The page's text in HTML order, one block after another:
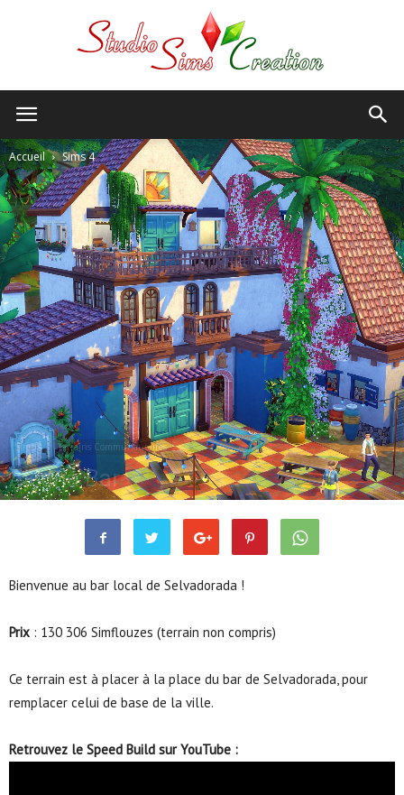
Creation
Accueil Sims 4
Sims 4 Terrains Communautaires
Alégria Bar
Bienvenue au bar local de Selvadorada !
Prix : 130 306 Simflouzes (terrain non compris)
Ce terrain est à placer à la place du bar de Selvadorada, pour
remplacer celui de base de la ville.
Retrouvez le Speed Build sur YouTube :